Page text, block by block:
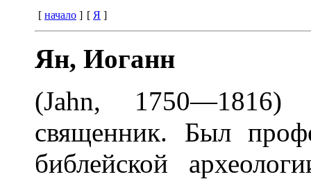
[ начало ] [ Я ]
Ян, Иоганн
(Jahn, 1750—1816)
священник. Был
библейской